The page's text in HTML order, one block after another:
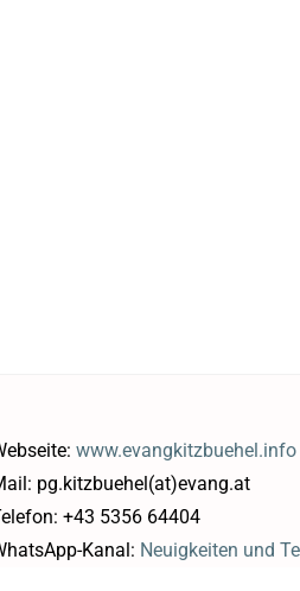
www.evangkitzbuehel.info
pg.kitzbuehel(at)evang.at
+43 5356 64404
Kanal: Neuigkeiten und